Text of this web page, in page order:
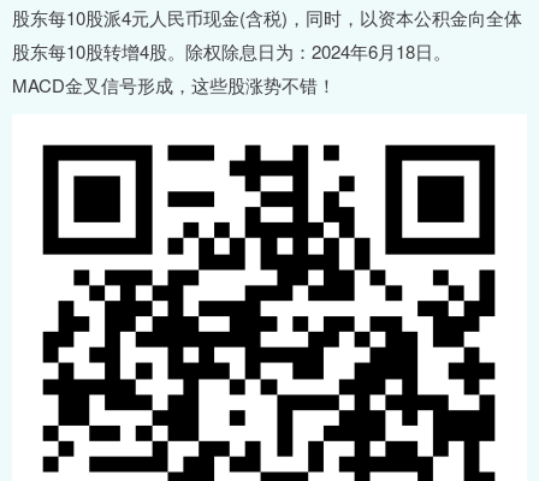
股东每10股派4元人民币现金(含税)，同时，以资本公积金向全体
股东每10股转增4股。除权除息日为：2024年6月18日。
MACD金叉信号形成，这些股涨势不错！